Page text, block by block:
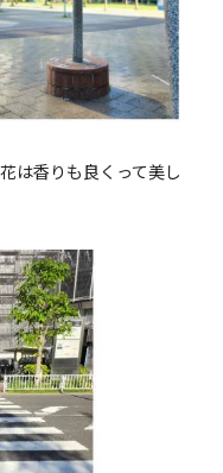
香りも良くって美し